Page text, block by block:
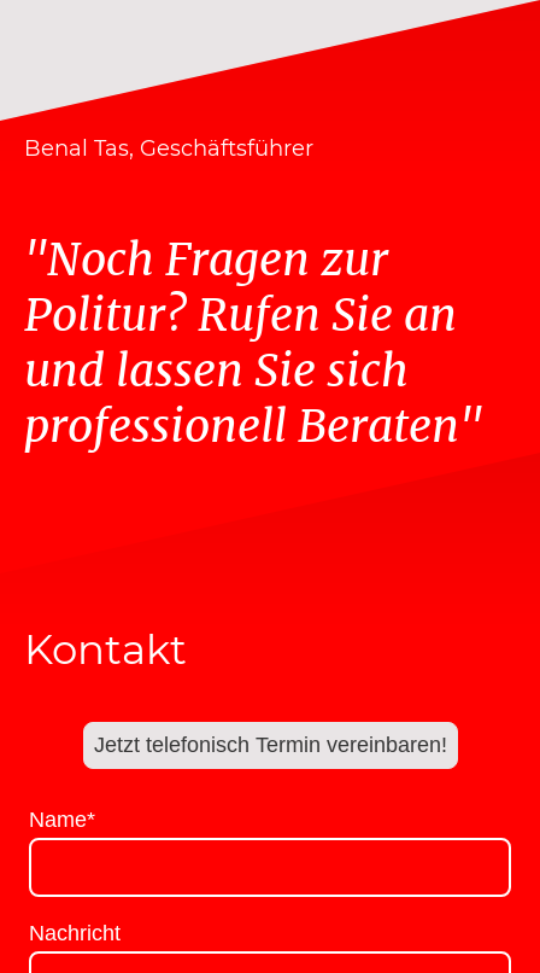
"Noch Fragen zur
Politur? Rufen Sie an
und lassen Sie sich
professionell Beraten"
Benal Tas, Geschäftsführer
Kontakt
Jetzt telefonisch Termin vereinbaren!
Name*
Nachricht